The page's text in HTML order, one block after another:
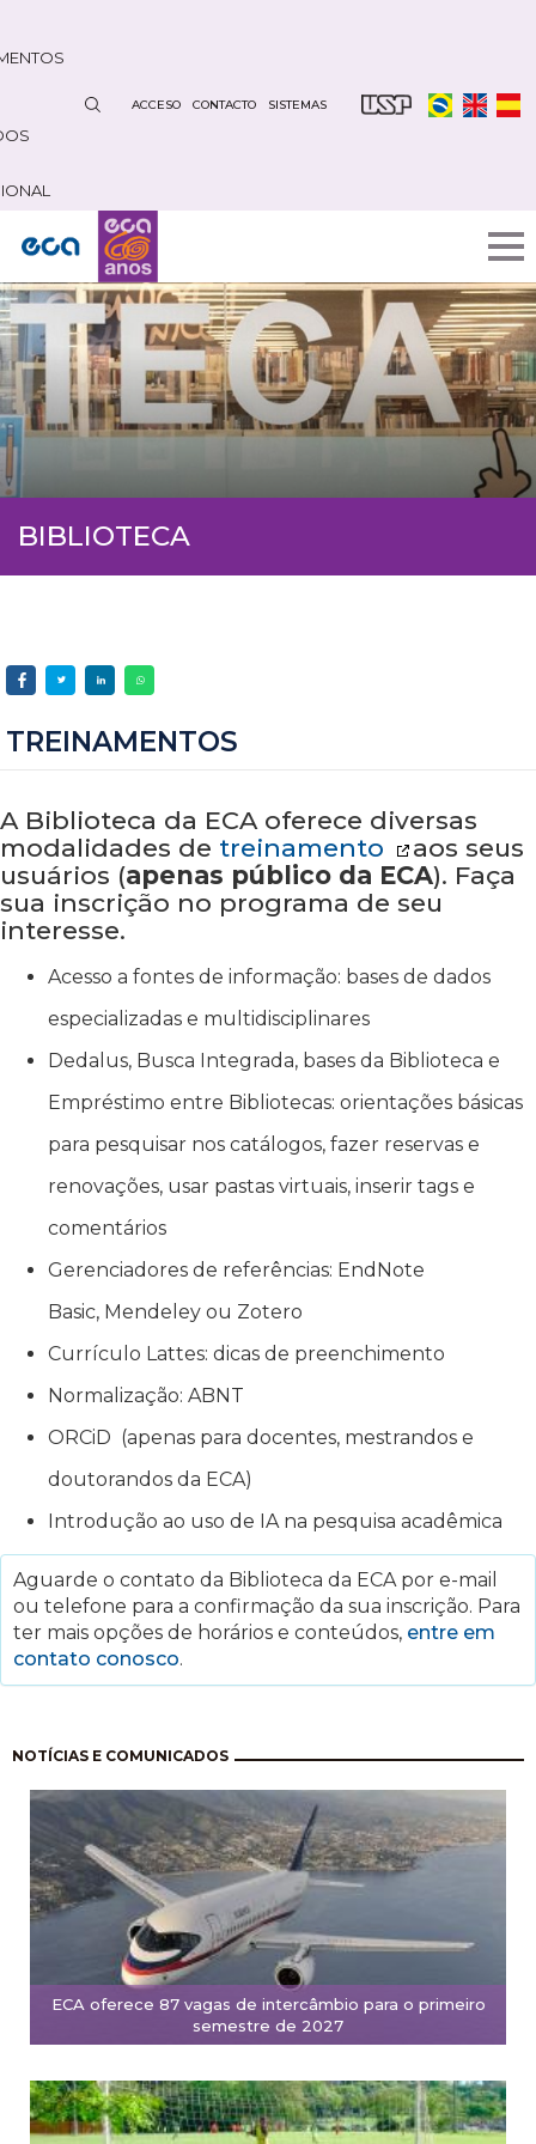
contenido
ACCESO CONTACTO SISTEMAS
BIBLIOTECA
TREINAMENTOS
A Biblioteca da ECA oferece diversas
modalidades de treinamento
aos seus
usuários (apenas público da ECA). Faça
sua inscrição no programa de seu
interesse.
Acesso a fontes de informação: bases de dados
especializadas e multidisciplinares
Dedalus, Busca Integrada, bases da Biblioteca e
Empréstimo entre Bibliotecas: orientações básicas
para pesquisar nos catálogos, fazer reservas e
renovações, usar pastas virtuais, inserir tags e
comentários
Gerenciadores de referências: EndNote
Basic, Mendeley ou Zotero
Currículo Lattes: dicas de preenchimento
Normalização: ABNT
ORCiD (apenas para docentes, mestrandos e
doutorandos da ECA)
Introdução ao uso de IA na pesquisa acadêmica
Aguarde o contato da Biblioteca da ECA por e-mail
ou telefone para a confirmação da sua inscrição. Para
ter mais opções de horários e conteúdos, entre em
contato conosco.
NOTÍCIAS E COMUNICADOS
ECA oferece 87 vagas de intercâmbio para o primeiro
semestre de 2027
Paginación